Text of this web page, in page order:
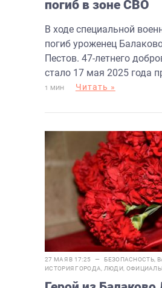
погиб в зоне СВО
В ходе специальной
погиб уроженец
Пестов. 47-летнего
стало 17 мая 2025 года
1 МИН Читать »
27 МАЯ В 17:25 — БЕЗОПАСНОСТЬ,
ИСТОРИЯ ГОРОДА
ЛЮДИ